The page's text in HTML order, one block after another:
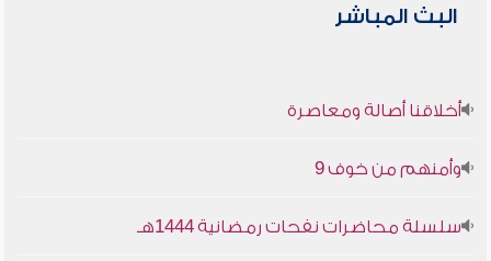
البث المباشر
أخلاقنا أصالة ومعاصرة
وأمنهم من خوف 9
سلسلة محاضرات نفحات رمضانية 1444هـ